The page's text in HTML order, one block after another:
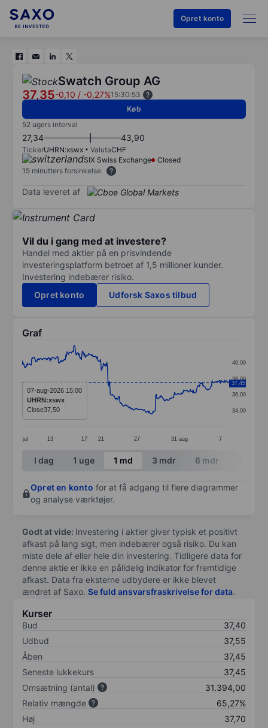
Opret konto
Swatch Group AG
37,35-0,10 / -0,27%15:30:53
Køb
52 ugers interval
27,34 43,90
TickerUHRN:xswx ValutaCHF
SIX Swiss Exchange
Closed
15 minutters forsinkelse
Data leveret af
Vil du i gang med at investere?
Handel med aktier på en prisvindende
investeringsplatform betroet af 1,5 millioner kunder.
Investering indebærer risiko.
Opret konto
Udforsk Saxos tilbud
Graf
Line chart with 365 data points.
The chart has 1 X axis displaying categories.
The chart has 1 Y axis displaying values. Data
jul 13 17 21 27 31 aug 7
34,00
36,00
38,00
40,00
37,45
07-aug-2026 15:00
UHRN:xswx
Close37,50
End of interactive chart.
I dag 1 uge 1 md 3 mdr 6 mdr
Opret en konto for at få adgang til flere diagrammer
og analyse værktøjer.
Godt at vide: Investering i aktier giver typisk et positivt
afkast på lang sigt, men indebærer også risiko. Du kan
miste dele af eller hele din investering. Tidligere data for
denne aktie er ikke en pålidelig indikator for fremtidige
afkast. Data fra eksterne udbydere er ikke blevet
ændret af Saxo. Se fuld ansvarsfraskrivelse for data.
Kurser
Bud
37,40
Udbud
37,55
Åben
37,45
Seneste lukkekurs
37,45
Omsætning (antal)
31.394,00
Relativ mængde
65,27%
Høj
37,70